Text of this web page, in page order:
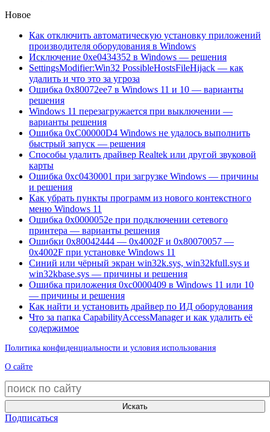
Новое
Как отключить автоматическую установку приложений
производителя оборудования в Windows
Исключение 0xe0434352 в Windows — решения
SettingsModifier:Win32 PossibleHostsFileHijack — как
удалить и что это за угроза
Ошибка 0x80072ee7 в Windows 11 и 10 — варианты
решения
Windows 11 перезагружается при выключении —
варианты решения
Ошибка 0xC00000D4 Windows не удалось выполнить
быстрый запуск — решения
Способы удалить драйвер Realtek или другой звуковой
карты
Ошибка 0xc0430001 при загрузке Windows — причины
и решения
Как убрать пункты программ из нового контекстного
меню Windows 11
Ошибка 0x0000052e при подключении сетевого
принтера — варианты решения
Ошибки 0x80042444 — 0x4002F и 0x80070057 —
0x4002F при установке Windows 11
Синий или чёрный экран win32k.sys, win32kfull.sys и
win32kbase.sys — причины и решения
Ошибка приложения 0xc0000409 в Windows 11 или 10
— причины и решения
Как найти и установить драйвер по ИД оборудования
Что за папка CapabilityAccessManager и как удалить её
содержимое
Политика конфиденциальности и условия использования
О сайте
Искать
Подписаться